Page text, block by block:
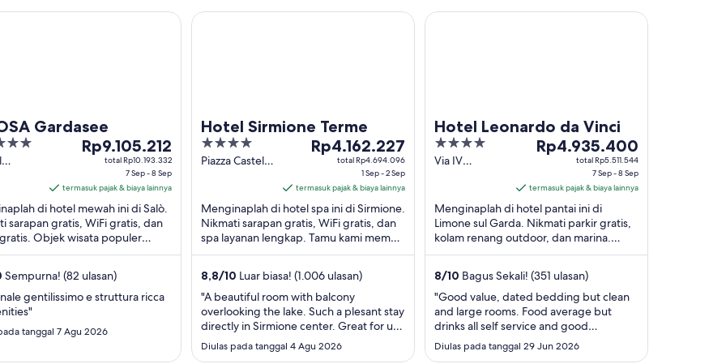
Gardasee
Harga
Rp9.105.212
malam
dari
7
Sep
8
Sep
Rp9.105.212
total Rp10.193.332
7 Sep - 8 Sep
termasuk pajak & biaya lainnya
di hotel mewah ini di Salò.
sarapan gratis, WiFi gratis, dan
Objek wisata populer
Pantai Mokai dan Museo di Salò
Sempurna! (82 ulasan)
gentilissimo e struttura ricca
tanggal 7 Agu 2026
Gardasee
Hotel Sirmione Terme
4
out
Piazza Castello
Harga
Rp4.162.227
malam
dari
1
Sep
2
Sep
Rp4.162.227
total Rp4.694.096
1 Sep - 2 Sep
termasuk pajak & biaya lainnya
Menginaplah di hotel spa ini di Sirmione.
Nikmati sarapan gratis, WiFi gratis, dan
spa layanan lengkap. Tamu kami memuji
staf dan kondisi keseluruhan di ulasan ...
8,8/10 Luar biasa! (1.006 ulasan)
"A beautiful room with balcony
overlooking the lake. Such a plesant stay
directly in Sirmione center. Great for us
as we only had few hrs to see
everything"
Diulas pada tanggal 4 Agu 2026
Hotel Sirmione Terme
Hotel Leonardo da Vinci
4
out
Via IV
Garda BS
Harga
Rp4.935.400
malam
dari
7
Sep
8
Sep
Rp4.935.400
total Rp5.511.544
7 Sep - 8 Sep
termasuk pajak & biaya lainnya
Menginaplah di hotel pantai ini di
Limone sul Garda. Nikmati parkir gratis,
kolam renang outdoor, dan marina.
Objek wisata populer seperti Pelabuhan
8/10 Bagus Sekali! (351 ulasan)
"Good value, dated bedding but clean
and large rooms. Food average but
drinks all self service and good
selection. Shuttle bus very good, if too
busy to fit everyone on they came
Diulas pada tanggal 29 Jun 2026
Hotel Leonardo da Vinci